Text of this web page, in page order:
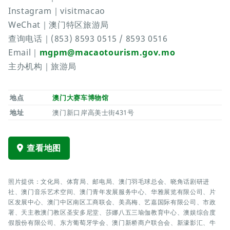
Instagram｜visitmacao
WeChat｜澳门特区旅游局
查询电话｜(853) 8593 0515 / 8593 0516
Email｜ mgpm@macaotourism.gov.mo
主办机构｜旅游局
地点
澳门大赛车博物馆
地址
澳门新口岸高美士街431号
查看地图
照片提供：文化局、体育局、邮电局、澳门羽毛球总会、晓角话剧研进
社、澳门音乐艺术空间、澳门青年发展服务中心、华雅展览有限公司、片
区发展中心、澳门中区南区工商联会、美高梅、艺嘉国际有限公司、市政
署、天主教澳门教区圣安多尼堂、莎娜八五三瑜伽教育中心、澳娱综合度
假股份有限公司、东方葡萄牙学会、澳门新桥商户联合会、新濠影汇、牛